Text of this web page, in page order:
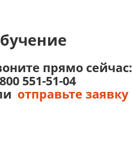
прямо сейчас:
551-51-04
отправьте заявку